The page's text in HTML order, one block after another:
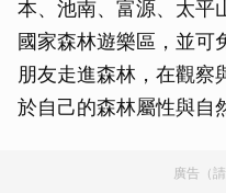
本、池南、富源、太平
國家森林遊樂區，並可
朋友走進森林，在觀察
於自己的森林屬性與自
廣告（